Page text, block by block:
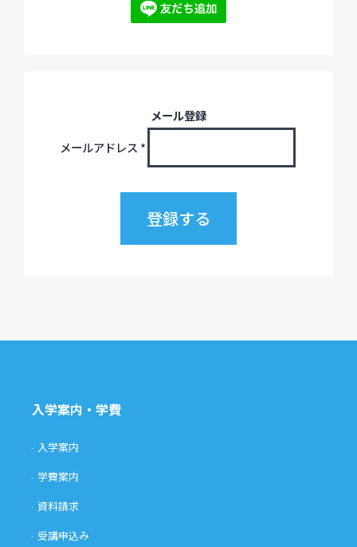
メール登録
メールアドレス *
入学案内・学費
入学案内
学費案内
資料請求
受講申込み